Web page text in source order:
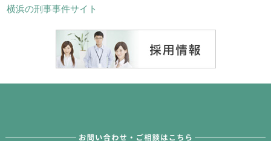
横浜の刑事事件サイト